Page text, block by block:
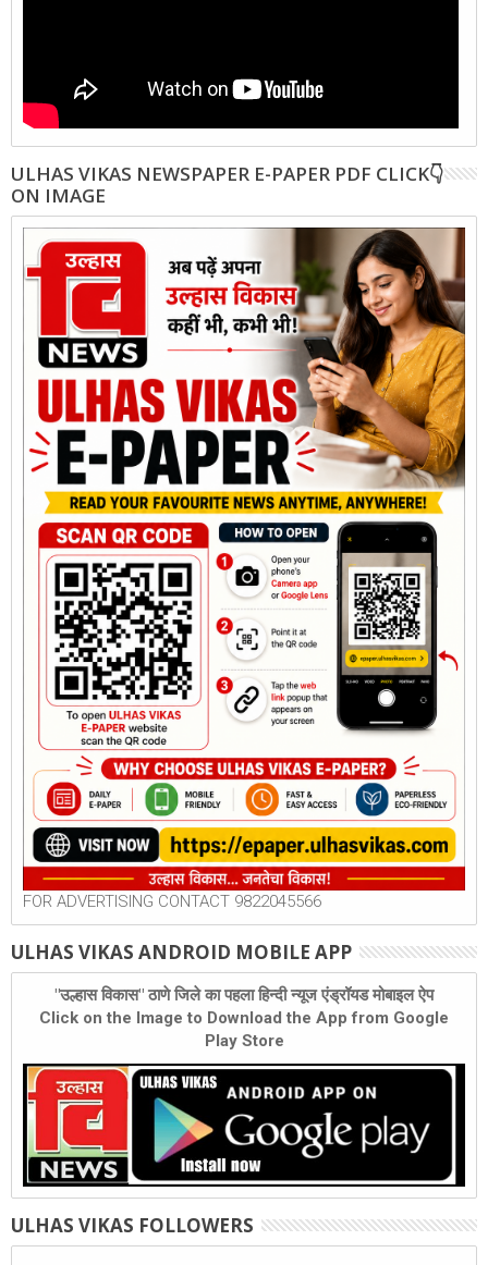
ULHAS VIKAS NEWSPAPER E-PAPER PDF CLICK👇
ON IMAGE
FOR ADVERTISING CONTACT 9822045566
ULHAS VIKAS ANDROID MOBILE APP
"उल्हास विकास" ठाणे जिले का पहला हिन्दी न्यूज एंड्रॉयड मोबाइल ऐप
Click on the Image to Download the App from Google
Play Store
ULHAS VIKAS FOLLOWERS